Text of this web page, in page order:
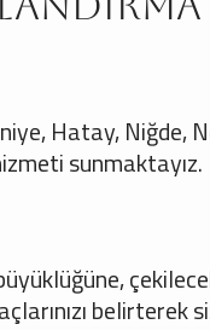
Hatay, Niğde,
sunmaktayız.
belirterek